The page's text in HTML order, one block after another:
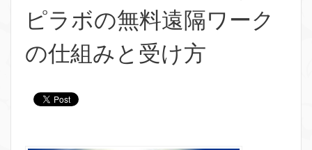
ピラボの無料遠隔ワーク
の仕組みと受け方